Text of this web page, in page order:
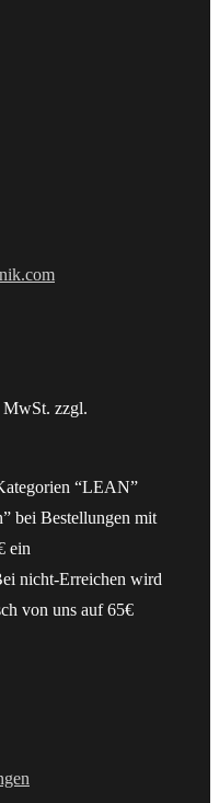
MwSt. zzgl.
“LEAN”
bei Bestellungen mit
ein
nicht-Erreichen wird
von uns auf 65€